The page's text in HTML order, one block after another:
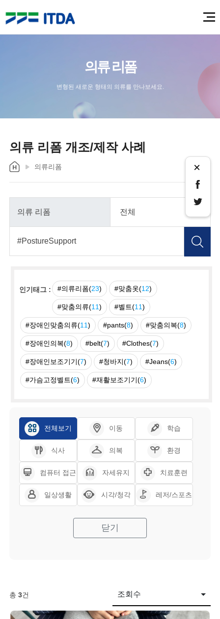
의류 리폼
변형된 새로운 형태의 의류를 만나보세요.
의류 리폼 개조/제작 사례
의류리폼 ×
인기태그 : #의류리폼(23) #맞춤옷(12)
#맞춤의류(11) #벨트(11)
#장애인맞춤의류(11) #pants(8) #맞춤의복(8)
#장애인의복(8) #belt(7) #Clothes(7)
#장애인보조기기(7) #청바지(7) #Jeans(6)
#가슴고정벨트(6) #재활보조기기(6)
전체보기 이동 학습
식사 의복 환경
컴퓨터 접근 자세유지 치료훈련
일상생활 시각/청각 레저/스포츠
닫기
총3건 조회수